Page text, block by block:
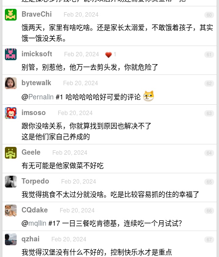
60
BraveChi Feb 20, 2024
饿两天，家里有啥吃啥。还是家长太溺爱，不敢饿着孩子，其实
饿一饿没关系。
61
imicksoft Feb 20, 2024 1
别管，别惹他，他万一去剪头发，你就危险了
62
bytewalk Feb 20, 2024
@Pernalin #1 哈哈哈哈哈好可爱的评论
63
imsoso Feb 20, 2024
跟你没啥关系，你就算找到原因也解决不了
这是他们家自己养成的
64
Geele Feb 20, 2024
有无可能是他家做菜不好吃
65
Torpedo Feb 20, 2024
我觉得挑食不太过分就没啥。吃是比较容易抓的住的幸福了
66
CQdake Feb 20, 2024
@mqllin #17 一日三餐吃肯德基，连续吃一个月试试？
67
qzhai Feb 20, 2024
我觉得汉堡没有什么不好的，控制快乐水才是重点